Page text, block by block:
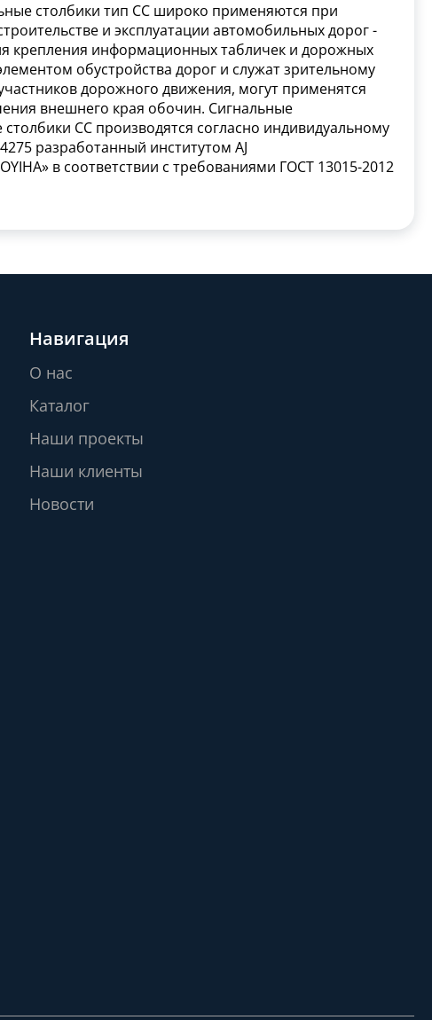
столбики тип СС широко применяются при
и эксплуатации автомобильных дорог -
крепления информационных табличек и дорожных
обустройства дорог и служат зрительному
дорожного движения, могут применятся
внешнего края обочин. Сигнальные
СС производятся согласно индивидуальному
разработанный институтом AJ
в соответствии с требованиями ГОСТ 13015-2012
Навигация
О нас
Каталог
Наши проекты
Наши клиенты
Новости